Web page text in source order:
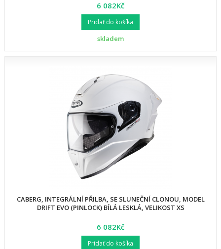
6 082Kč
Pridať do košíka
skladem
CABERG, INTEGRÁLNÍ PŘILBA, SE SLUNEČNÍ CLONOU, MODEL
DRIFT EVO (PINLOCK) BÍLÁ LESKLÁ, VELIKOST XS
6 082Kč
Pridať do košíka